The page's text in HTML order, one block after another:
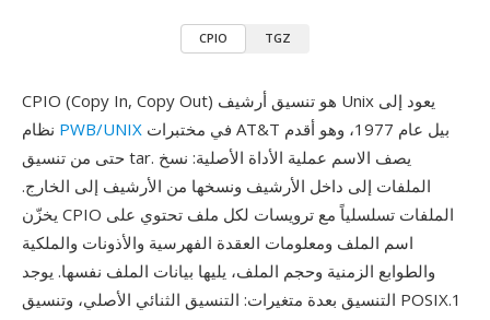
CPIO TGZ
CPIO (Copy In, Copy Out) هو تنسيق أرشيف Unix يعود إلى
PWB/UNIX
حتى من تنسيق tar. يصف الاسم عملية الأداة الأصلية: نسخ
الملفات إلى داخل الأرشيف ونسخها من الأرشيف إلى الخارج.
يخزّن CPIO الملفات تسلسلياً مع ترويسات لكل ملف تحتوي على
اسم الملف ومعلومات العقدة الفهرسية والأذونات والملكية
والطوابع الزمنية وحجم الملف، يليها بيانات الملف نفسها. يوجد
التنسيق بعدة متغيرات: التنسيق الثنائي الأصلي، وتنسيق POSIX.1